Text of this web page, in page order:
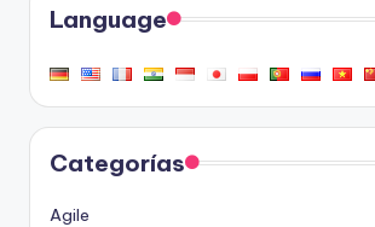
Language
Categorías
Agile